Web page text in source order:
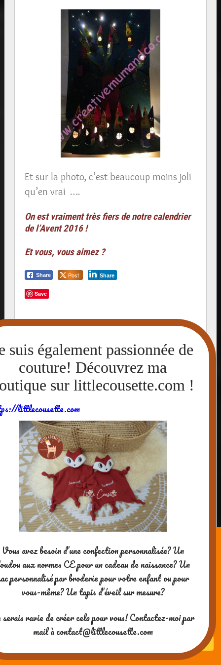
Et sur la photo, c’est beaucoup moins joli
qu’en vrai ….
On est vraiment très fiers de notre calendrier
de l’Avent 2016 !
Et vous, vous aimez ?
Share Post Share
Save
DIY enfants
12 décembre 2016
creativemumandco
Post
navigation
Padaboo, le kit du pâtissier
(TOGA) + concours ! →
← Des petits yeux
émerveillés devant les vitrines
des Grands Magasins (Noël
2016)
littlecousette.com
Vous avez besoin d’une confection personnalisée? Un
aux normes CE pour un cadeau de naissance? Un
personnalisé par broderie pour votre enfant ou pour
vous-même? Un tapis d’éveil sur mesure?
ravie de créer cela pour vous! Contactez-moi par
mail à contact@littlecousette.com